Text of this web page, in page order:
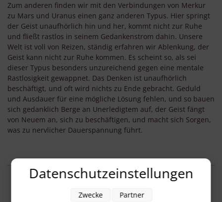
Zum anderen finden wir mit den Verbindungen von Merkur
zu Mars und Uranus einen ganz anderen Typus. Hier springt
der Geist unaufhörlich hin und her, kommt nicht zur Ruhe
und fließt rastlos in seinem Gedankenstrom dahin. Unsere
Welt ist voll von Reizen, ständig erfahren wir Ablenkung, der
Geist kann nicht zur Ruhe kommen. Es scheint so, als sei
dieser Typus besonders unzureichend gegen eine mentale
Rastlosigkeit gewappnet. Das Denken ist unaufhörlich
beschäftigt, und oft wird nichts zu Ende gebracht. Geduld
und Ausdauer für eine mögliche Lösung fehlen, und so bauen
sich gedanklich Berge an Unerledigtem auf, der Geist fängt
von Neuem an, sich zu beschäftigen, und macht sich Sorgen,
was zu nervlicher Dauerspannung führt.
Datenschutzeinstellungen
Zwecke Partner